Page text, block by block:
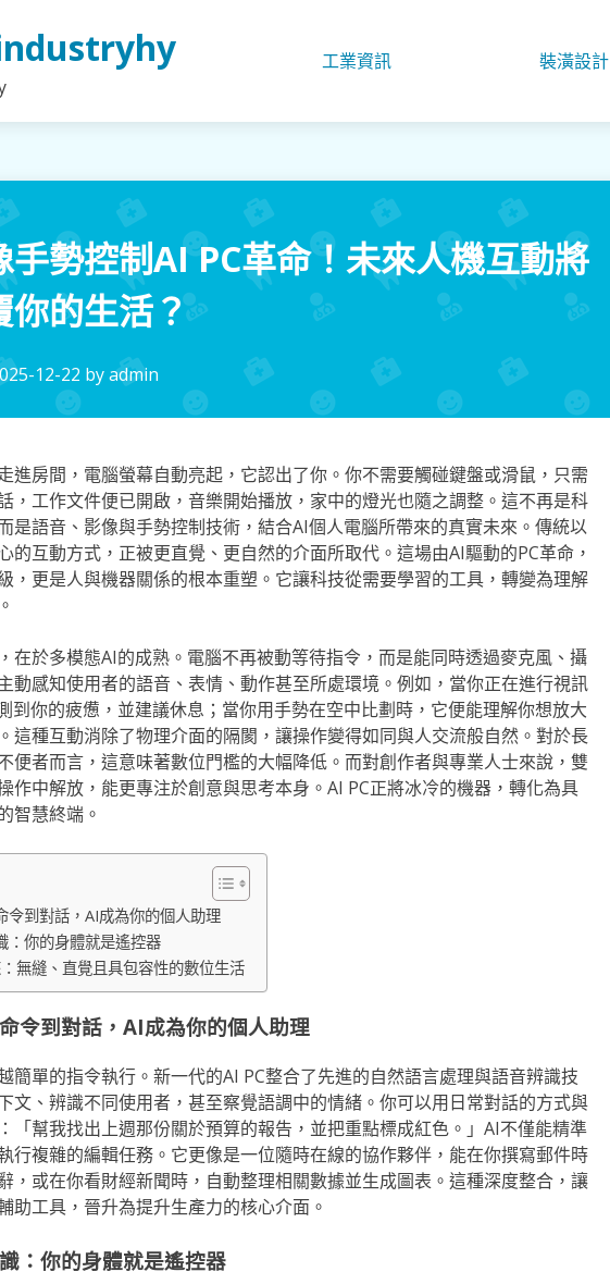
工業資訊 裝潢設計
手勢控制AI PC革命！未來人機互動將
你的生活？
12-22 byadmin
進房間，電腦螢幕自動亮起，它認出了你。你不需要觸碰鍵盤或滑鼠，只需
，工作文件便已開啟，音樂開始播放，家中的燈光也隨之調整。這不再是科
是語音、影像與手勢控制技術，結合AI個人電腦所帶來的真實未來。傳統以
的互動方式，正被更直覺、更自然的介面所取代。這場由AI驅動的PC革命，
，更是人與機器關係的根本重塑。它讓科技從需要學習的工具，轉變為理解
在於多模態AI的成熟。電腦不再被動等待指令，而是能同時透過麥克風、攝
動感知使用者的語音、表情、動作甚至所處環境。例如，當你正在進行視訊
到你的疲憊，並建議休息；當你用手勢在空中比劃時，它便能理解你想放大
這種互動消除了物理介面的隔閡，讓操作變得如同與人交流般自然。對於長
便者而言，這意味著數位門檻的大幅降低。而對創作者與專業人士來說，雙
作中解放，能更專注於創意與思考本身。AI PC正將冰冷的機器，轉化為具
智慧終端。
令到對話，AI成為你的個人助理
：你的身體就是遙控器
無縫、直覺且具包容性的數位生活
令到對話，AI成為你的個人助理
簡單的指令執行。新一代的AI PC整合了先進的自然語言處理與語音辨識技
文、辨識不同使用者，甚至察覺語調中的情緒。你可以用日常對話的方式與
「幫我找出上週那份關於預算的報告，並把重點標成紅色。」AI不僅能精準
行複雜的編輯任務。它更像是一位隨時在線的協作夥伴，能在你撰寫郵件時
，或在你看財經新聞時，自動整理相關數據並生成圖表。這種深度整合，讓
助工具，晉升為提升生產力的核心介面。
：你的身體就是遙控器